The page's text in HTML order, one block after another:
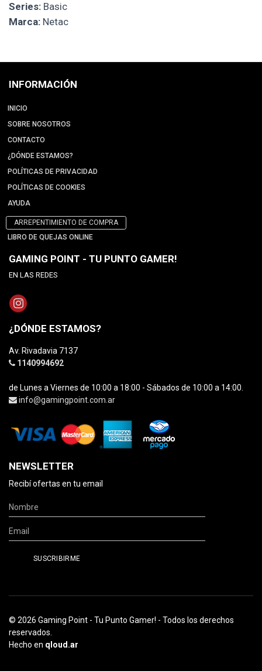
Series: Basic
Marca: Netac
INFORMACIÓN
INICIO
SOBRE NOSOTROS
CONTACTO
¿DÓNDE ESTAMOS?
POLÍTICAS DE PRIVACIDAD
POLÍTICAS DE COOKIES
AYUDA
ARREPENTIMIENTO DE COMPRA
LIBRO DE QUEJAS ONLINE
GAMING POINT - TU PUNTO GAMER!
EN LAS REDES
¿DÓNDE ESTAMOS?
Av. Rivadavia 7137
1140994692
de Lunes a Viernes de 10:00 a 18:00 - Sábados de 10:00 a 14:00.
info@gamingpoint.com.ar
NEWSLETTER
Recibí ofertas en tu email
© 2026 Gaming Point - Tu Punto Gamer! - Todos los derechos
reservados.
Hecho en qloud.ar